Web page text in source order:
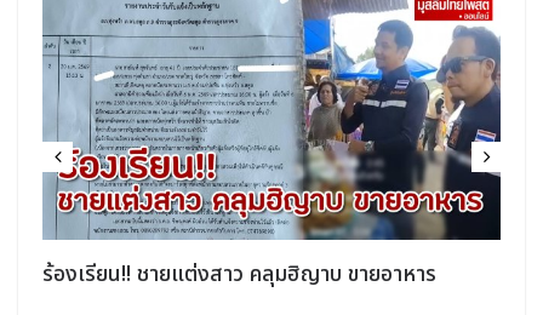
ร้องเรียน!! ชายแต่งสาว คลุมฮิญาบ ขายอาหาร